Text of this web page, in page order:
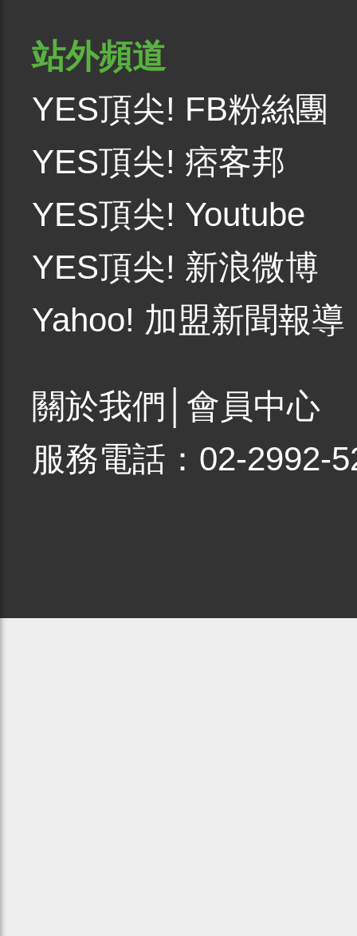
站外頻道
YES頂尖! FB粉絲團
YES頂尖! 痞客邦
YES頂尖! Youtube
YES頂尖! 新浪微博
Yahoo! 加盟新聞報導
關於我們
會員中心
服務電話：02-2992-